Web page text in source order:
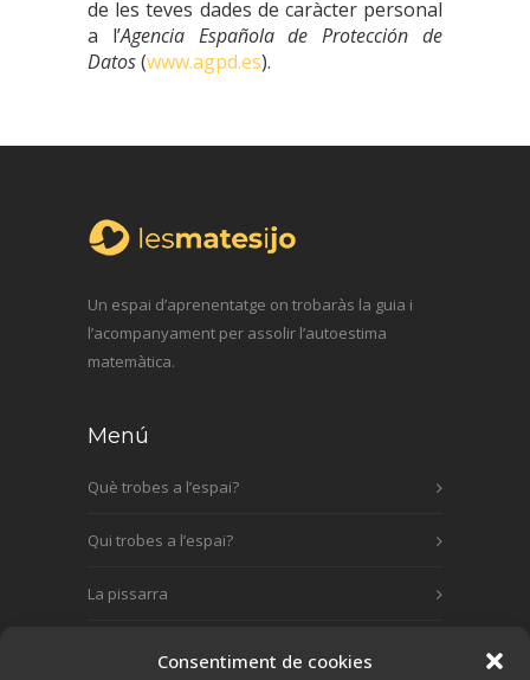
Consentiment de cookies
de les teves dades de caràcter personal
a l’Agencia Española de Protección de
Datos(www.agpd.es).
Un espai d’aprenentatge on trobaràs la guia i
l’acompanyament per assolir l’autoestima
matemàtica.
Menú
Què trobes a l’espai?
Qui trobes a l’espai?
La pissarra